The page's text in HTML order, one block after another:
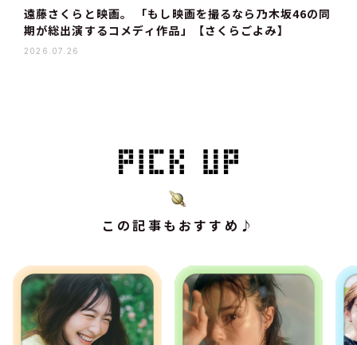
遠藤さくらと映画。 「もし映画を撮るなら乃木坂46の同
期が総出演するコメディ作品」【さくらごよみ】
2026.07.26
この記事もおすすめ♪